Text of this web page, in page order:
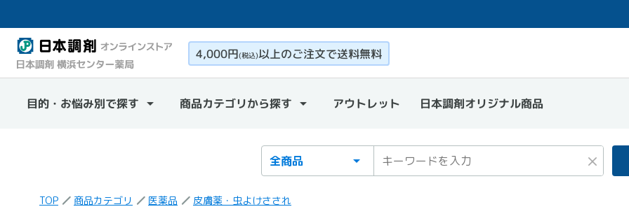
4,000円(税込)以上のご注文で送料無料
目的・お悩み別で探す 商品カテゴリから探す アウトレット 日本調剤オリジナル商品
検索カテゴリ
検索キーワード ×
TOP 商品カテゴリ 医薬品 皮膚薬・虫よけさされ